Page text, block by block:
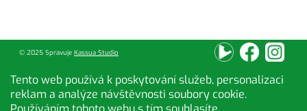
© 2025 Spravuje Kassua Studio
Tento web používá k poskytování služeb, personalizaci
reklam a analýze návštěvnosti soubory cookie.